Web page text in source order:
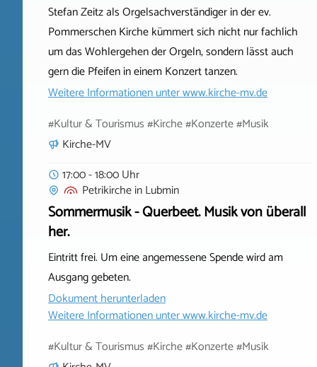
Stefan Zeitz als Orgelsachverständiger in der ev.
Pommerschen Kirche kümmert sich nicht nur fachlich
um das Wohlergehen der Orgeln, sondern lässt auch
gern die Pfeifen in einem Konzert tanzen.
Weitere Informationen unterwww.kirche-mv.de
#Kultur & Tourismus #Kirche #Konzerte #Musik
Kirche-MV
17:00 - 18:00 Uhr
PetrikircheinLubmin
Sommermusik - Querbeet. Musik von überall
her.
Eintritt frei. Um eine angemessene Spende wird am
Ausgang gebeten.
Dokument herunterladen
Weitere Informationen unterwww.kirche-mv.de
#Kultur & Tourismus #Kirche #Konzerte #Musik